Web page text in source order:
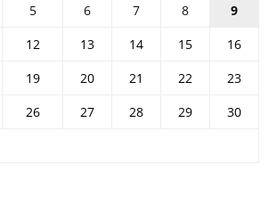
5 6 7 8
9
12 13 14 15
16
19 20 21 22
23
26 27 28 29
30